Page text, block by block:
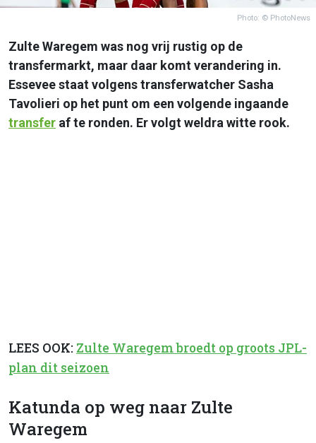
Photo: © PhotoNews
Zulte Waregem was nog vrij rustig op de
transfermarkt, maar daar komt verandering in.
Essevee staat volgens transferwatcher Sasha
Tavolieri op het punt om een volgende ingaande
transfer af te ronden. Er volgt weldra witte rook.
LEES OOK: Zulte Waregem broedt op groots JPL-
plan dit seizoen
Katunda op weg naar Zulte
Waregem